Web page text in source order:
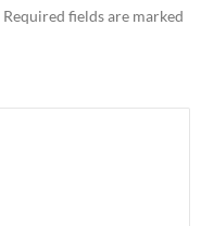
Required fields are marked